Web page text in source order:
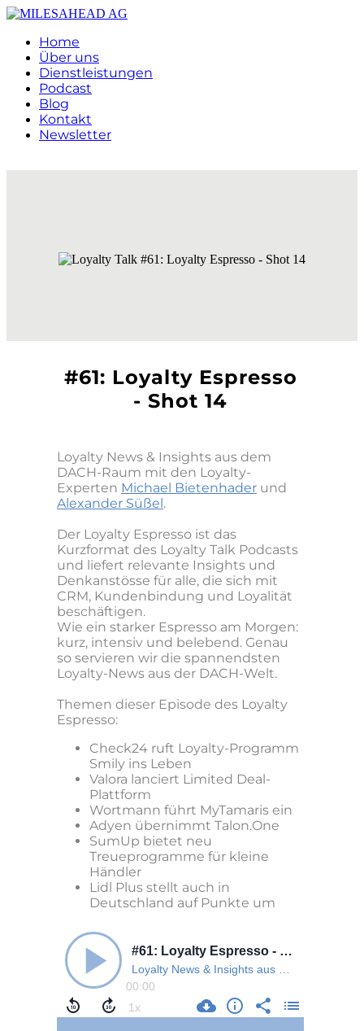
Home
Über uns
Dienstleistungen
Podcast
Blog
Kontakt
Newsletter
#61: Loyalty Espresso
- Shot 14
Loyalty News & Insights aus dem
DACH-Raum mit den Loyalty-
Experten Michael Bietenhader und
Alexander Süßel.
​Der Loyalty Espresso ist das
Kurzformat des Loyalty Talk Podcasts
und liefert relevante Insights und
Denkanstösse für alle, die sich mit
CRM, Kundenbindung und Loyalität
beschäftigen.
Wie ein starker Espresso am Morgen:
kurz, intensiv und belebend. Genau
so servieren wir die spannendsten
Loyalty-News aus der DACH-Welt.
Themen dieser Episode des Loyalty
Espresso:
Check24 ruft Loyalty-Programm
Smily ins Leben
Valora lanciert Limited Deal-
Plattform
Wortmann führt MyTamaris ein
Adyen übernimmt Talon.One
SumUp bietet neu
Treueprogramme für kleine
Händler
Lidl Plus stellt auch in
Deutschland auf Punkte um